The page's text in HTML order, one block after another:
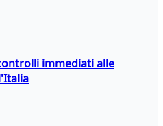
immediati alle